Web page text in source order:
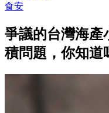
食安
爭議的台灣海產
積問題，你知道